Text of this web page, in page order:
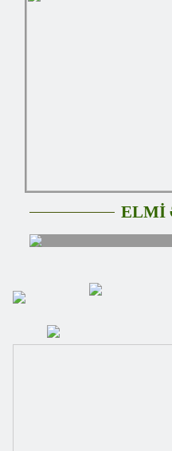
ELMİ